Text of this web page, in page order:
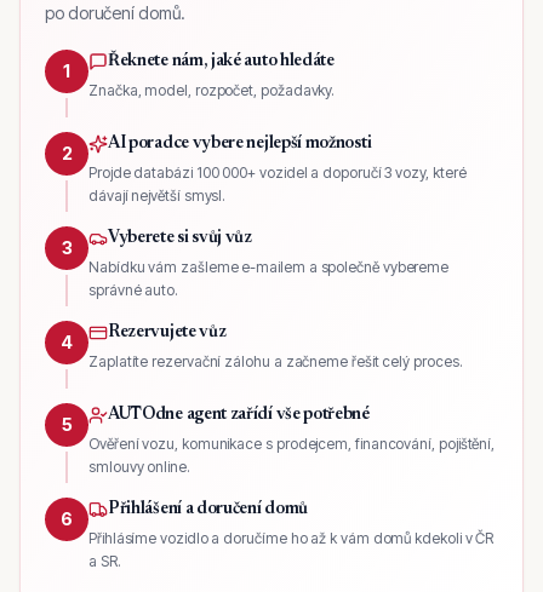
po doručení domů.
1 Řeknete nám, jaké auto hledáte
Značka, model, rozpočet, požadavky.
2 AI poradce vybere nejlepší možnosti
Projde databázi 100 000+ vozidel a doporučí 3 vozy, které
dávají největší smysl.
3 Vyberete si svůj vůz
Nabídku vám zašleme e-mailem a společně vybereme
správné auto.
4 Rezervujete vůz
Zaplatíte rezervační zálohu a začneme řešit celý proces.
5 AUTOdne agent zařídí vše potřebné
Ověření vozu, komunikace s prodejcem, financování, pojištění,
smlouvy online.
6 Přihlášení a doručení domů
Přihlásíme vozidlo a doručíme ho až k vám domů kdekoli v ČR
a SR.